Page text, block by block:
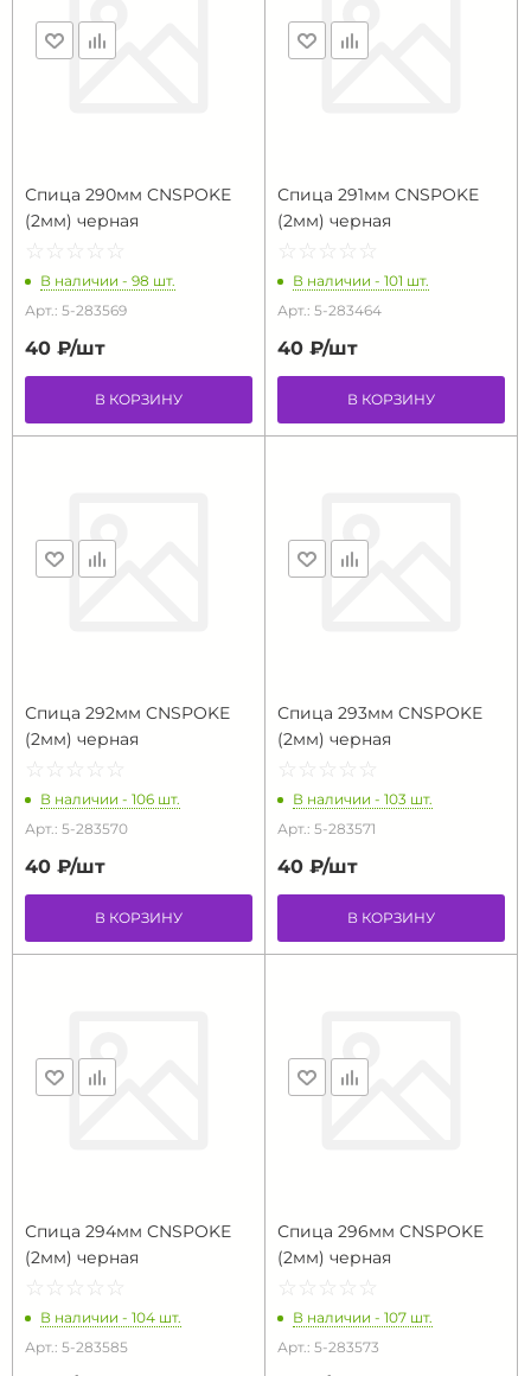
Спица 290мм CNSPOKE
(2мм) черная
☆ ☆ ☆ ☆ ☆
★ ★ ★ ★ ★
В наличии - 98 шт.
Арт.: 5-283569
40 ₽/шт
В КОРЗИНУ
Спица 291мм CNSPOKE
(2мм) черная
☆ ☆ ☆ ☆ ☆
★ ★ ★ ★ ★
В наличии - 101 шт.
Арт.: 5-283464
40 ₽/шт
В КОРЗИНУ
Спица 292мм CNSPOKE
(2мм) черная
☆ ☆ ☆ ☆ ☆
★ ★ ★ ★ ★
В наличии - 106 шт.
Арт.: 5-283570
40 ₽/шт
В КОРЗИНУ
Спица 293мм CNSPOKE
(2мм) черная
☆ ☆ ☆ ☆ ☆
★ ★ ★ ★ ★
В наличии - 103 шт.
Арт.: 5-283571
40 ₽/шт
В КОРЗИНУ
Спица 294мм CNSPOKE
(2мм) черная
☆ ☆ ☆ ☆ ☆
★ ★ ★ ★ ★
В наличии - 104 шт.
Арт.: 5-283585
Спица 296мм CNSPOKE
(2мм) черная
☆ ☆ ☆ ☆ ☆
★ ★ ★ ★ ★
В наличии - 107 шт.
Арт.: 5-283573